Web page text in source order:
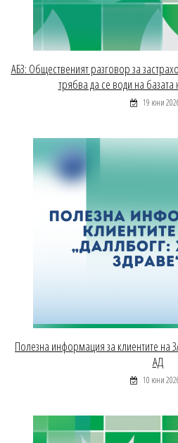
АБЗ: Общественият разговор за
трябва да се води на
19 юни
Полезна информация за клиентите на
АД
10 юни